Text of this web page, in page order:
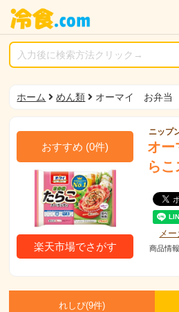
ホーム めん類 オーマイ お弁当
おすすめ (0件)
楽天市場でさがす
ニップ
オ
らこ
メ
商品情
れしぴ(9件)